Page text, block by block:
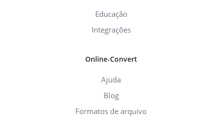
Educação
Integrações
Online-Convert
Ajuda
Blog
Formatos de arquivo